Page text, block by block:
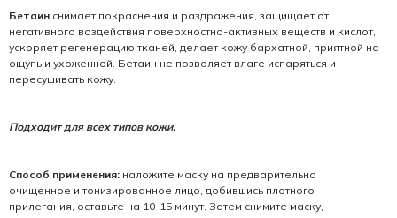
Бетаин снимает покраснения и раздражения, защищает от
негативного воздействия поверхностно-активных веществ и кислот,
ускоряет регенерацию тканей, делает кожу бархатной, приятной на
ощупь и ухоженной. Бетаин не позволяет влаге испаряться и
пересушивать кожу.
Подходит для всех типов кожи.
Способ применения: наложите маску на предварительно
очищенное и тонизированное лицо, добившись плотного
прилегания, оставьте на 10-15 минут. Затем снимите маску,